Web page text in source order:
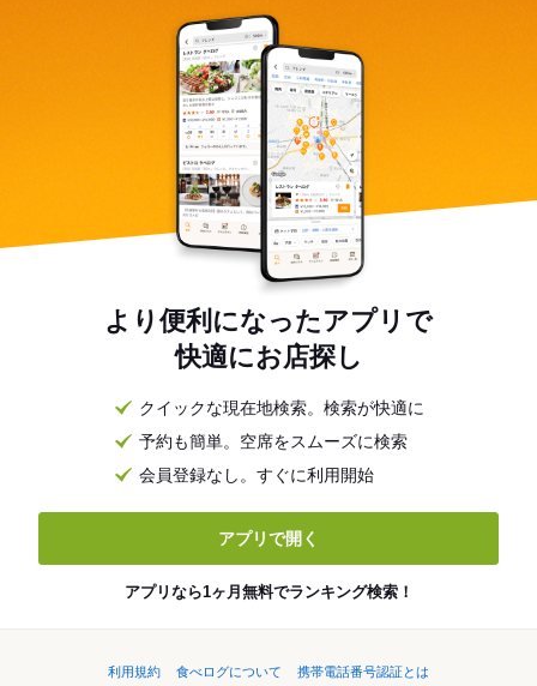
より便利になったアプリで
快適にお店探し
クイックな現在地検索。検索が快適に
予約も簡単。空席をスムーズに検索
会員登録なし。すぐに利用開始
アプリで開く
アプリなら1ヶ月無料でランキング検索！
利用規約 食べログについて 携帯電話番号認証とは